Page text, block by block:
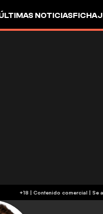
NOTICIAS
+18 |